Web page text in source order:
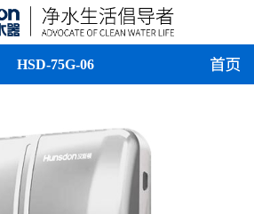
HSD-75G-06